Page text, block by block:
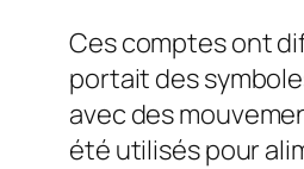
Ces comptes ont
portait des
avec des
été utilisés pour